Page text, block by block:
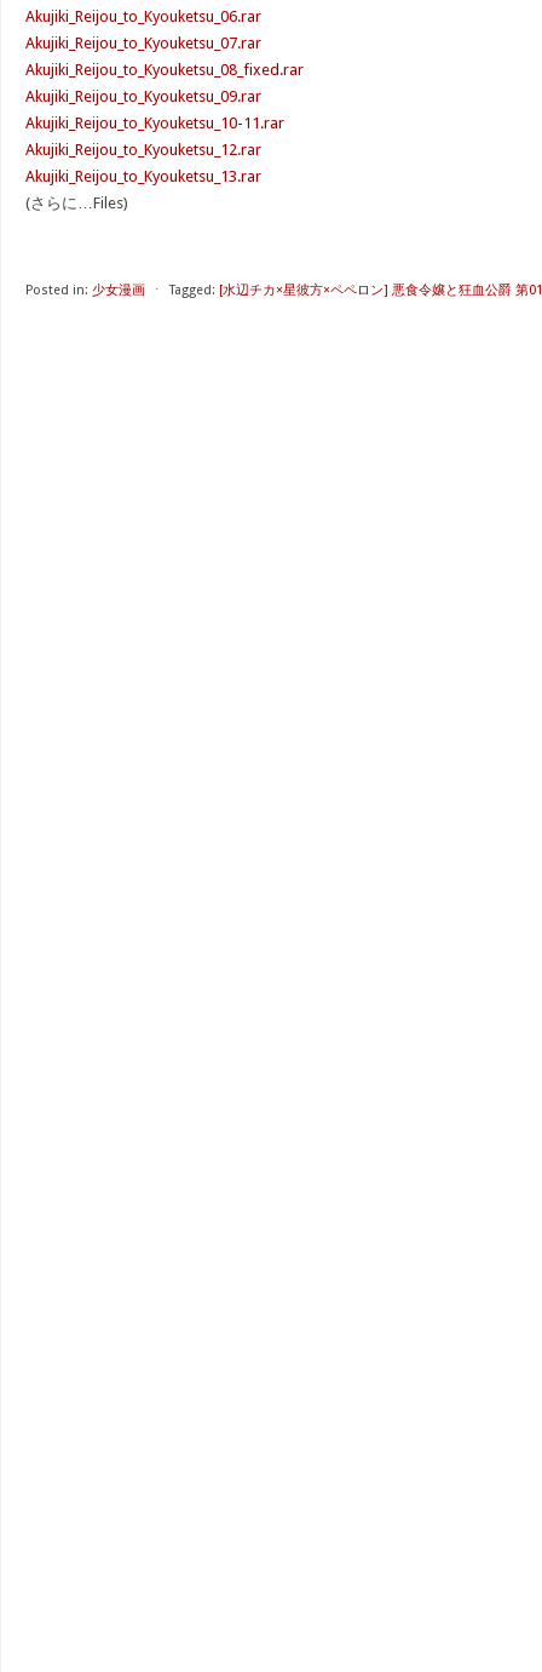
Akujiki_Reijou_to_Kyouketsu_06.rar
Akujiki_Reijou_to_Kyouketsu_07.rar
Akujiki_Reijou_to_Kyouketsu_08_fixed.rar
Akujiki_Reijou_to_Kyouketsu_09.rar
Akujiki_Reijou_to_Kyouketsu_10-11.rar
Akujiki_Reijou_to_Kyouketsu_12.rar
Akujiki_Reijou_to_Kyouketsu_13.rar
(さらに…Files)
Posted in: 少女漫画 ⋅ Tagged: [水辺チカ×星彼方×ペペロン] 悪食令嬢と狂血公爵 第